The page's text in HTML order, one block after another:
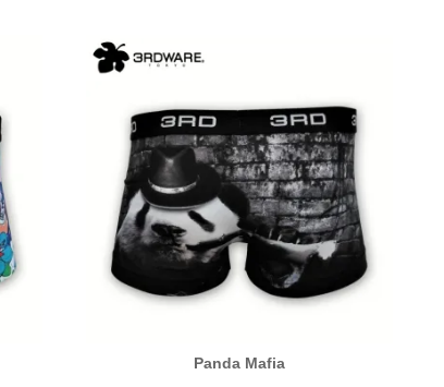
Panda Mafia